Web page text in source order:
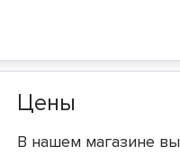
Цены
В нашем магазине